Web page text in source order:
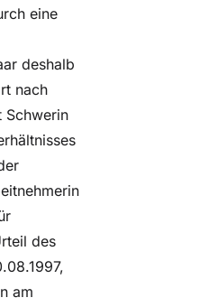
eine
deshalb
nach
Schwerin
des
am